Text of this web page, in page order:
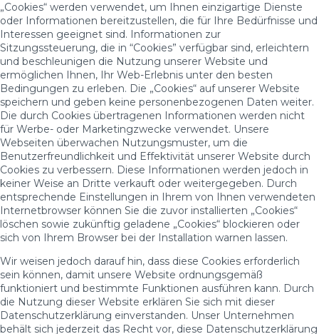
„Cookies“ werden verwendet, um Ihnen einzigartige Dienste
oder Informationen bereitzustellen, die für Ihre Bedürfnisse und
Interessen geeignet sind. Informationen zur
Sitzungssteuerung, die in “Cookies” verfügbar sind, erleichtern
und beschleunigen die Nutzung unserer Website und
ermöglichen Ihnen, Ihr Web-Erlebnis unter den besten
Bedingungen zu erleben. Die „Cookies“ auf unserer Website
speichern und geben keine personenbezogenen Daten weiter.
Die durch Cookies übertragenen Informationen werden nicht
für Werbe- oder Marketingzwecke verwendet. Unsere
Webseiten überwachen Nutzungsmuster, um die
Benutzerfreundlichkeit und Effektivität unserer Website durch
Cookies zu verbessern. Diese Informationen werden jedoch in
keiner Weise an Dritte verkauft oder weitergegeben. Durch
entsprechende Einstellungen in Ihrem von Ihnen verwendeten
Internetbrowser können Sie die zuvor installierten „Cookies“
löschen sowie zukünftig geladene „Cookies“ blockieren oder
sich von Ihrem Browser bei der Installation warnen lassen.
Wir weisen jedoch darauf hin, dass diese Cookies erforderlich
sein können, damit unsere Website ordnungsgemäß
funktioniert und bestimmte Funktionen ausführen kann. Durch
die Nutzung dieser Website erklären Sie sich mit dieser
Datenschutzerklärung einverstanden. Unser Unternehmen
behält sich jederzeit das Recht vor, diese Datenschutzerklärung